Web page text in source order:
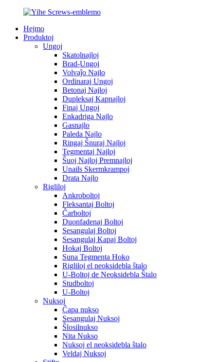
Hejmo
Produktoj
Ungoj
Skatolnajloj
Brad-Ungoj
Volvaĵo Najlo
Ordinaraj Ungoj
Betonaj Najloj
Dupleksaj Kapnajloj
Finaj Ungoj
Enkadriga Najlo
Gasnajlo
Paleda Najlo
Ringaj Ŝnuraj Najloj
Tegmentaj Najloj
Ŝuoj Najloj Premnajloj
Unails Skermkrampoj
Drata Najlo
Rigliloj
Ankroboltoj
Fleksantaj Boltoj
Ĉarboltoj
Duonfadenaj Boltoj
Sesangulaj Boltoj
Sesangulaj Kapaj Boltoj
Hokaj Boltoj
Suna Tegmenta Hoko
Rigliloj el neoksidebla ŝtalo
U-Boltoj de Neoksidebla Ŝtalo
Studboltoj
U-Boltoj
Nuksoj
Ĉapa nukso
Sesangulaj Nuksoj
Ŝlosilnukso
Nita Nukso
Nuksoj el neoksidebla ŝtalo
Veldaj Nuksoj